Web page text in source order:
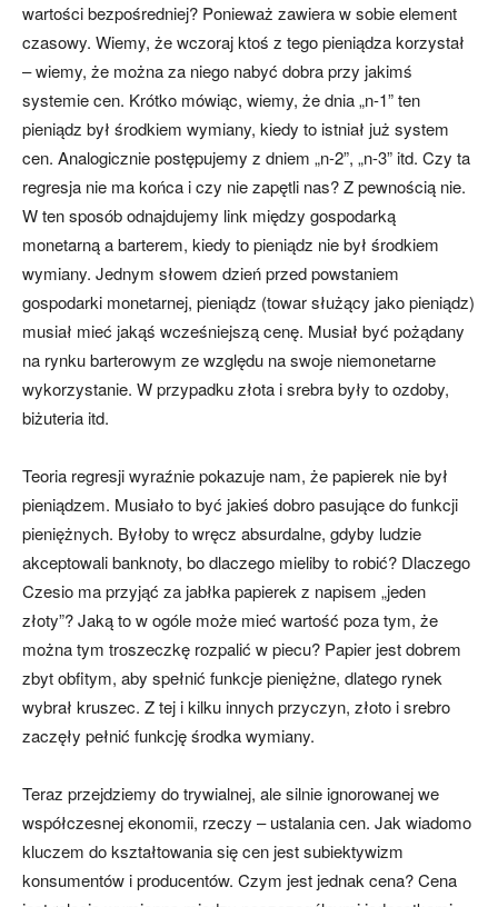
wartości bezpośredniej? Ponieważ zawiera w sobie element
czasowy. Wiemy, że wczoraj ktoś z tego pieniądza korzystał
– wiemy, że można za niego nabyć dobra przy jakimś
systemie cen. Krótko mówiąc, wiemy, że dnia „n-1” ten
pieniądz był środkiem wymiany, kiedy to istniał już system
cen. Analogicznie postępujemy z dniem „n-2”, „n-3” itd. Czy ta
regresja nie ma końca i czy nie zapętli nas? Z pewnością nie.
W ten sposób odnajdujemy link między gospodarką
monetarną a barterem, kiedy to pieniądz nie był środkiem
wymiany. Jednym słowem dzień przed powstaniem
gospodarki monetarnej, pieniądz (towar służący jako pieniądz)
musiał mieć jakąś wcześniejszą cenę. Musiał być pożądany
na rynku barterowym ze względu na swoje niemonetarne
wykorzystanie. W przypadku złota i srebra były to ozdoby,
biżuteria itd.
Teoria regresji wyraźnie pokazuje nam, że papierek nie był
pieniądzem. Musiało to być jakieś dobro pasujące do funkcji
pieniężnych. Byłoby to wręcz absurdalne, gdyby ludzie
akceptowali banknoty, bo dlaczego mieliby to robić? Dlaczego
Czesio ma przyjąć za jabłka papierek z napisem „jeden
złoty”? Jaką to w ogóle może mieć wartość poza tym, że
można tym troszeczkę rozpalić w piecu? Papier jest dobrem
zbyt obfitym, aby spełnić funkcje pieniężne, dlatego rynek
wybrał kruszec. Z tej i kilku innych przyczyn, złoto i srebro
zaczęły pełnić funkcję środka wymiany.
Teraz przejdziemy do trywialnej, ale silnie ignorowanej we
współczesnej ekonomii, rzeczy – ustalania cen. Jak wiadomo
kluczem do kształtowania się cen jest subiektywizm
konsumentów i producentów. Czym jest jednak cena? Cena